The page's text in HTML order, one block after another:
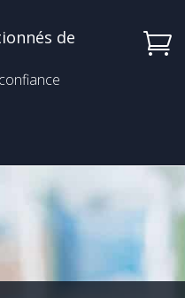
de 